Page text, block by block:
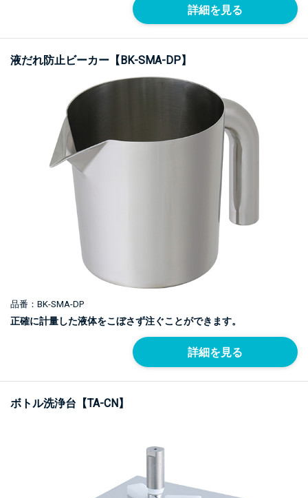
詳細を見る
液だれ防止ビーカー【BK-SMA-DP】
品番：BK-SMA-DP
正確に計量した液体をこぼさず注ぐことができます。
詳細を見る
ボトル洗浄台【TA-CN】